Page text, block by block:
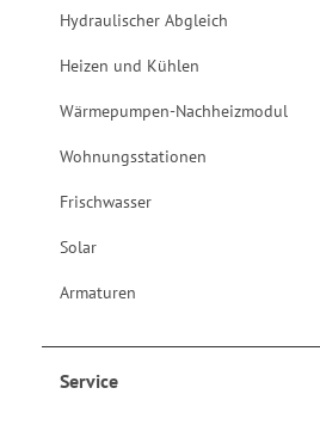
Hydraulischer Abgleich
Heizen und Kühlen
Wärmepumpen-Nachheizmodul
Wohnungsstationen
Frischwasser
Solar
Armaturen
Service